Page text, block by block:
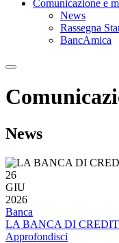
Comunicazione e
News
Rassegna
BancAmica
News
26
GIU
2026
Banca
LA BANCA DI
Approfondisci